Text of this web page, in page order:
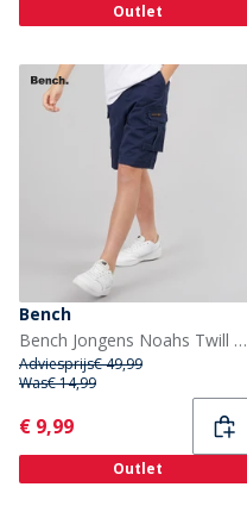
Outlet
Bench
Bench Jongens Noahs Twill Cargo Shorts Marineblauw
Adviesprijs€ 49,99
Was€ 14,99
Current
€ 9,99
Outlet